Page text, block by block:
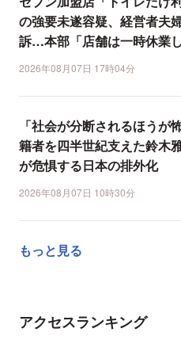
の強要未遂容疑、経営者夫
訴…本部「店舗は一時休業
2026年08月07日 17時04分
「社会が分断されるほうが
籍者を四半世紀支えた鈴木
が危惧する日本の排外化
2026年08月07日 10時30分
もっと見る
アクセスランキング